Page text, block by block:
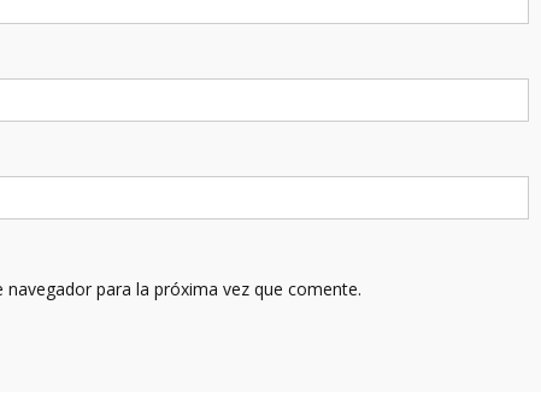
para la próxima vez que comente.